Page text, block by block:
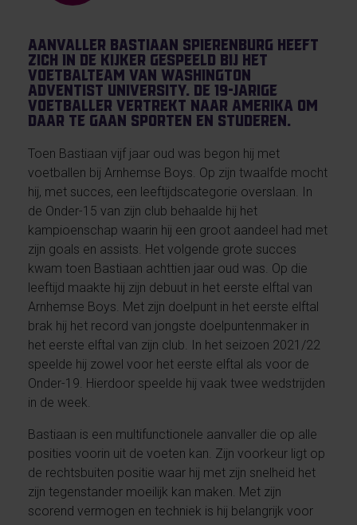
Aanvaller Bastiaan Spierenburg heeft
zich in de kijker gespeeld bij het
voetbalteam van Washington
Adventist University. De 19-jarige
voetballer vertrekt naar Amerika om
daar te gaan sporten en studeren.
Toen Bastiaan vijf jaar oud was begon hij met
voetballen bij Arnhemse Boys. Op zijn twaalfde mocht
hij, met succes, een leeftijdscategorie overslaan. In
de Onder-15 van zijn club behaalde hij het
kampioenschap waarin hij een groot aandeel had met
zijn goals en assists. Het volgende grote succes
kwam toen Bastiaan achttien jaar oud was. Op die
leeftijd maakte hij zijn debuut in het eerste elftal van
Arnhemse Boys. Met zijn doelpunt in het eerste elftal
brak hij het record van jongste doelpuntenmaker in
het eerste elftal van zijn club. In het seizoen 2021/22
speelde hij zowel voor het eerste elftal als voor de
Onder-19. Hierdoor speelde hij vaak twee wedstrijden
in de week.
Bastiaan is een multifunctionele aanvaller die op alle
posities voorin uit de voeten kan. Zijn voorkeur ligt op
de rechtsbuiten positie waar hij met zijn snelheid het
zijn tegenstander moeilijk kan maken. Met zijn
scorend vermogen en techniek is hij belangrijk voor